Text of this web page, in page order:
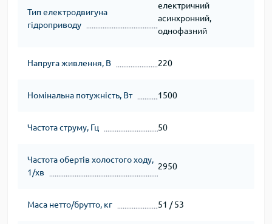
Тип електродвигуна
гідроприводу
електричний
асинхронний,
однофазний
Напруга живлення, В 220
Номінальна потужність, Вт 1500
Частота струму, Гц 50
Частота обертів холостого ходу,
1/хв
2950
Маса нетто/брутто, кг 51 / 53